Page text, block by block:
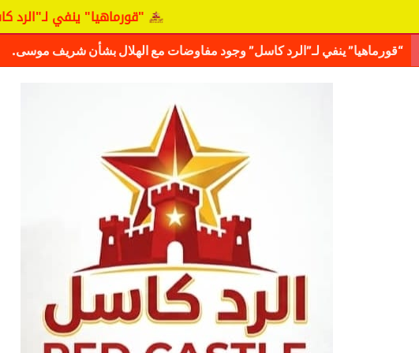
"قورماهيا" ينفي لـ"الرد كاسل"
اليانغا يكشف حقيقة مفاوضات نجم المريخ